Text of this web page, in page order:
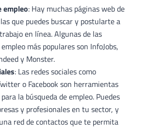
empleo: Hay muchas páginas web de
que puedes buscar y postularte a
en línea. Algunas de las
más populares son InfoJobs,
y Monster.
: Las redes sociales como
o Facebook son herramientas
la búsqueda de empleo. Puedes
y profesionales en tu sector, y
red de contactos que te permita